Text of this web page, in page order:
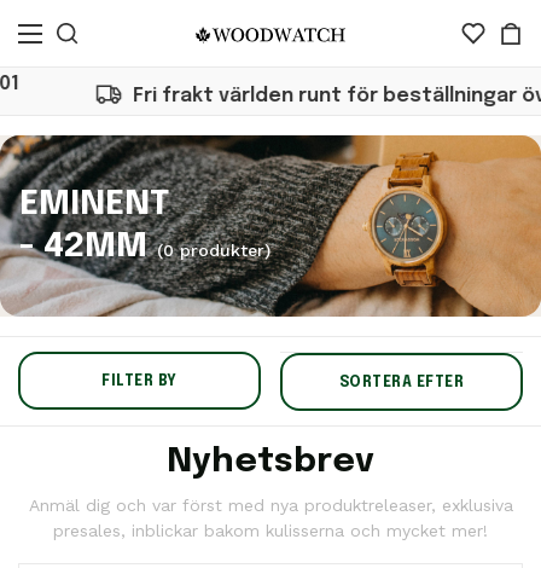
Fri frakt världen runt för beställningar
EMINENT
- 42MM (0 produkter)
FILTER BY SORTERA EFTER
Nyhetsbrev
Anmäl dig och var först med nya produktreleaser, exklusiva
presales, inblickar bakom kulisserna och mycket mer!